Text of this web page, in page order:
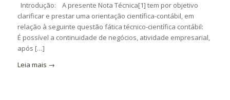
Introdução: A presente Nota Técnica[1] tem por objetivo
clarificar e prestar uma orientação científica-contábil, em
relação à seguinte questão fática técnico-científica contábil:
É possível a continuidade de negócios, atividade empresarial,
após […]
Leia mais →